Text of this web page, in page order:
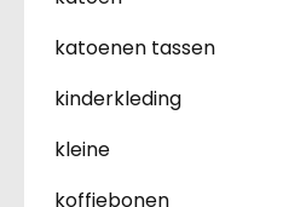
katoenen tassen
kinderkleding
kleine
koffiebonen